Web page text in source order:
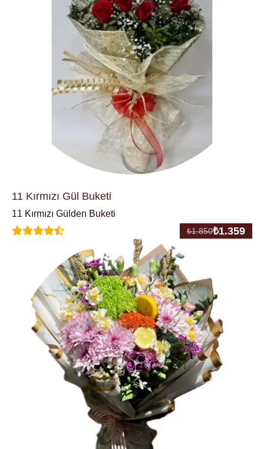
11 Kırmızı Gül Buketi
11 Kırmızı Gülden Buketi
₺1.850₺1.359